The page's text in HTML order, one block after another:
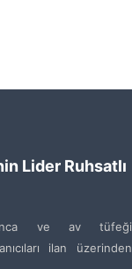
Lider Ruhsatlı
ve av tüfeği
ilan üzerinden